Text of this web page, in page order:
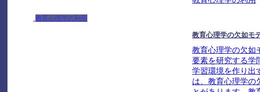
教育心理学の利用
教育心理学の欠如モ
教育心理学の欠如
要素を研究する学
学習環境を作り出
は、教育心理学の